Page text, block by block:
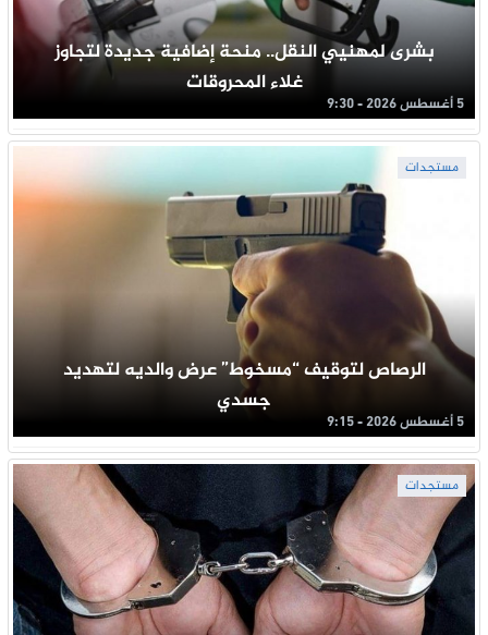
بشرى لمهنيي النقل.. منحة إضافية جديدة لتجاوز
غلاء المحروقات
5 أغسطس 2026 - 9:30
مستجدات
الرصاص لتوقيف “مسخوط” عرض والديه لتهديد
جسدي
5 أغسطس 2026 - 9:15
مستجدات